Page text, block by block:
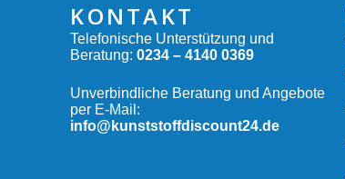
KONTAKT
Telefonische Unterstützung und
Beratung: 0234 – 4140 0369
Unverbindliche Beratung und Angebote
per E-Mail:
info@kunststoffdiscount24.de